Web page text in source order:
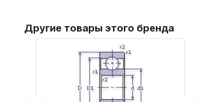
Другие товары этого бренда